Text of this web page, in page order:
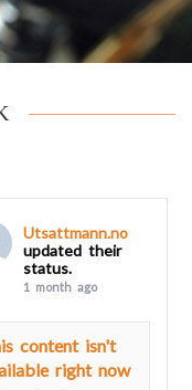
Utsattmann.no
updated their
status.
1 month ago
content isn't
right now